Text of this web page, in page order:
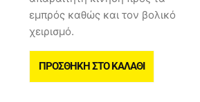
εμπρός καθώς και τον βολικό
χειρισμό.
ΠΡΟΣΘΉΚΗ ΣΤΟ ΚΑΛΆΘΙ